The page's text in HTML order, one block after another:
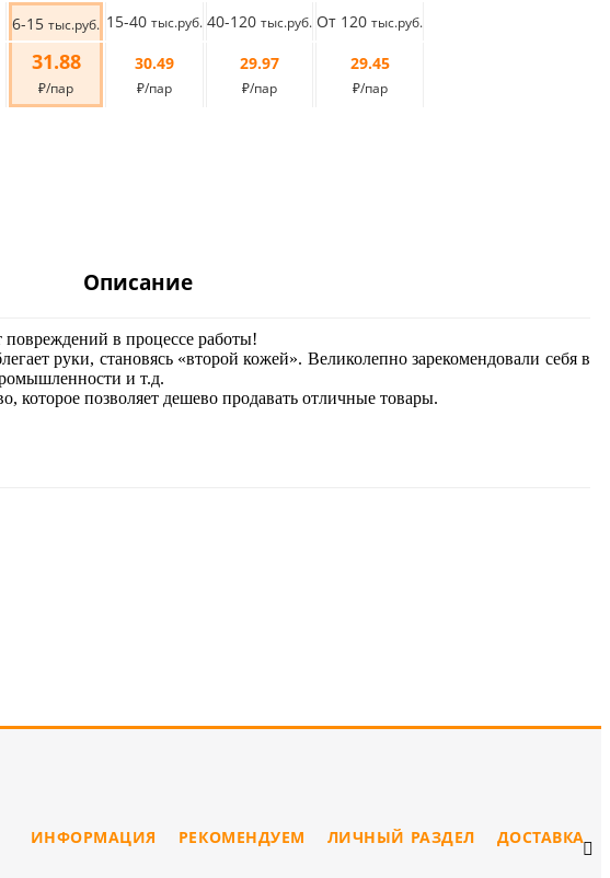
6-15 тыс.руб. 15-40 тыс.руб. 40-120 тыс.руб. От 120 тыс.руб.
31.88
₽/пар
30.49
₽/пар
29.97
₽/пар
29.45
₽/пар
Описание
в процессе работы!
руки, становясь «второй кожей». Великолепно зарекомендовали себя в
и т.д.
которое позволяет дешево продавать отличные товары.
ДОСТАВКА
ЛИЧНЫЙ РАЗДЕЛ
РЕКОМЕНДУЕМ
ИНФОРМАЦИЯ